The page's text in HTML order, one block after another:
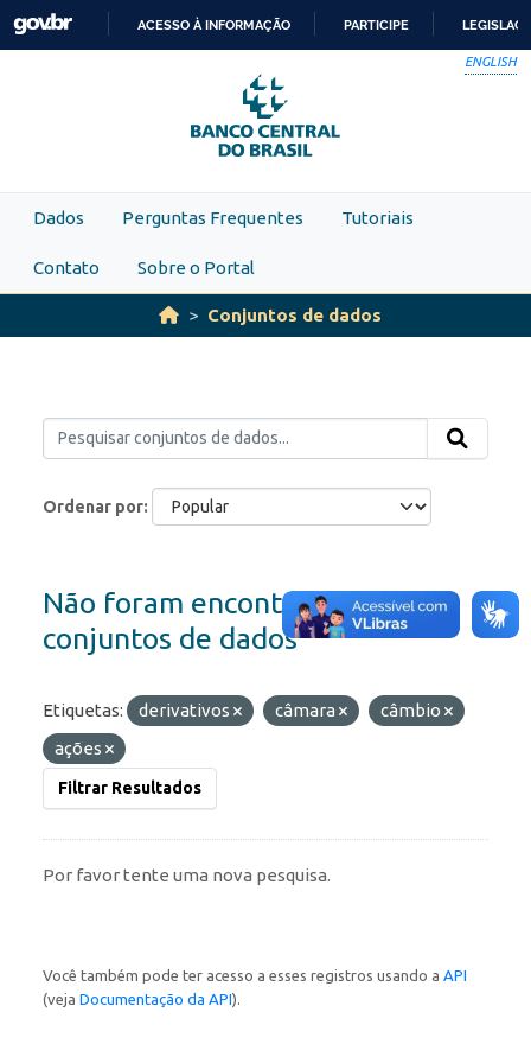
Skip to main content
PARA
O
CONTEÚDO
ACESSO À INFORMAÇÃO PARTICIPE
ENGLISH
Dados Perguntas Frequentes Tutoriais
Contato Sobre o Portal
Conjuntos de dados
Ordenar por
Não foram encontrados
conjuntos de dados
Etiquetas: derivativos câmara
câmbio
ações
Filtrar Resultados
Por favor tente uma nova pesquisa.
Você também pode ter acesso a esses registros usando a API
(veja Documentação da API).